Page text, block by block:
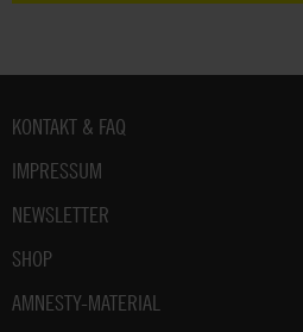
Fußbereich
KONTAKT & FAQ
IMPRESSUM
NEWSLETTER
SHOP
AMNESTY-MATERIAL